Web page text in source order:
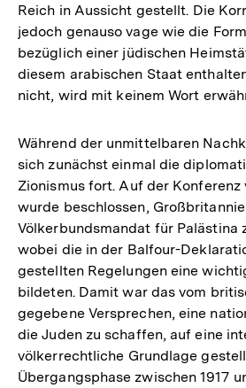
Reich in Aussicht gestellt. Die
jedoch genauso vage wie die
bezüglich einer jüdischen
diesem arabischen Staat
nicht, wird mit keinem Wort
Während der unmittelbaren
sich zunächst einmal die
Zionismus fort. Auf der Konferenz
wurde beschlossen,
Völkerbundsmandat für Palästina
wobei die in der Balfour-
gestellten Regelungen eine
bildeten. Damit war das vom
gegebene Versprechen, eine
die Juden zu schaffen, auf eine
völkerrechtliche Grundlage
Übergangsphase zwischen 1917